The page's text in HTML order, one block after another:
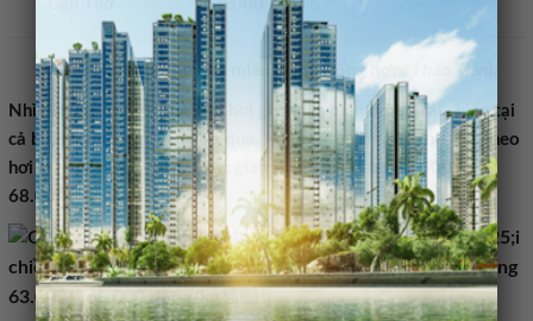
66.000
Giá heo hơi hôm nay tại miền Nam. (Tổng hợp: Thảo Tiên
Nhìn chung, thị trường heo hơi ghi nhận biến động trái chiều tại
cả ba miền trong tuần vừa qua. Khảo sát mới nhất cho thấy heo
hơi trên cả nước đang được giao dịch với giá từ 63.000 –
68.000 đồng/kg.